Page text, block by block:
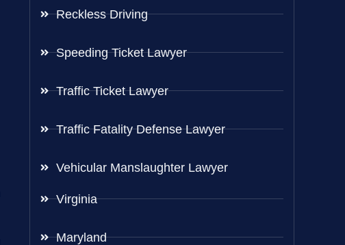
Reckless Driving
Speeding Ticket Lawyer
Traffic Ticket Lawyer
Traffic Fatality Defense Lawyer
Vehicular Manslaughter Lawyer
Virginia
Maryland